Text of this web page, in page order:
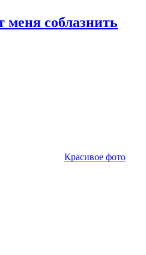
меня соблазнить
Красивое фото